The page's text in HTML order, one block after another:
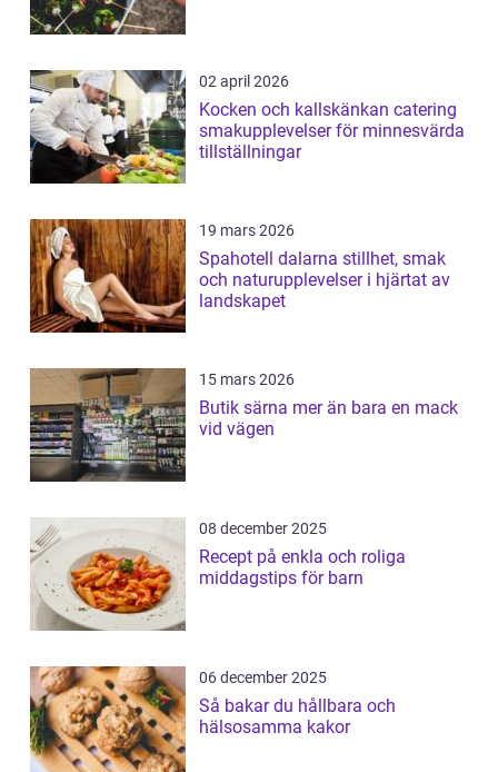
02 april 2026
Kocken och kallskänkan catering
smakupplevelser för minnesvärda
tillställningar
19 mars 2026
Spahotell dalarna stillhet, smak
och naturupplevelser i hjärtat av
landskapet
15 mars 2026
Butik särna mer än bara en mack
vid vägen
08 december 2025
Recept på enkla och roliga
middagstips för barn
06 december 2025
Så bakar du hållbara och
hälsosamma kakor